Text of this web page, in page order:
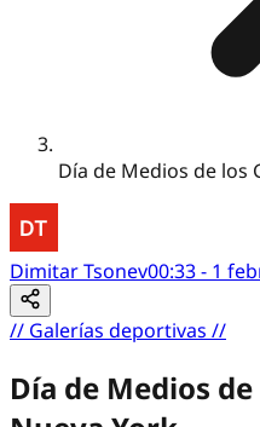
Día de Medios de los
Dimitar Tsonev00:33 - 1
// Galerías deportivas //
Día de Medios